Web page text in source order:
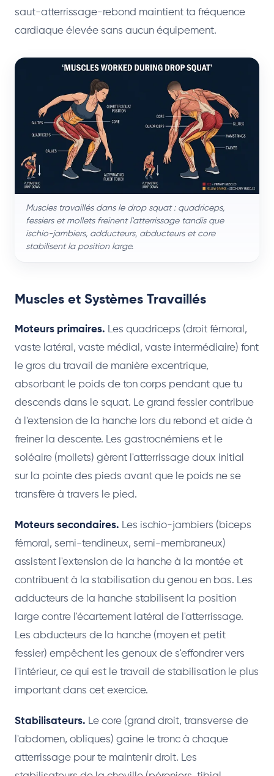
saut-atterrissage-rebond maintient ta fréquence
cardiaque élevée sans aucun équipement.
Muscles travaillés dans le drop squat : quadriceps,
fessiers et mollets freinent l'atterrissage tandis que
ischio-jambiers, adducteurs, abducteurs et core
stabilisent la position large.
Muscles et Systèmes Travaillés
Moteurs primaires. Les quadriceps (droit fémoral,
vaste latéral, vaste médial, vaste intermédiaire) font
le gros du travail de manière excentrique,
absorbant le poids de ton corps pendant que tu
descends dans le squat. Le grand fessier contribue
à l'extension de la hanche lors du rebond et aide à
freiner la descente. Les gastrocnémiens et le
soléaire (mollets) gèrent l'atterrissage doux initial
sur la pointe des pieds avant que le poids ne se
transfère à travers le pied.
Moteurs secondaires. Les ischio-jambiers (biceps
fémoral, semi-tendineux, semi-membraneux)
assistent l'extension de la hanche à la montée et
contribuent à la stabilisation du genou en bas. Les
adducteurs de la hanche stabilisent la position
large contre l'écartement latéral de l'atterrissage.
Les abducteurs de la hanche (moyen et petit
fessier) empêchent les genoux de s'effondrer vers
l'intérieur, ce qui est le travail de stabilisation le plus
important dans cet exercice.
Stabilisateurs. Le core (grand droit, transverse de
l'abdomen, obliques) gaine le tronc à chaque
atterrissage pour te maintenir droit. Les